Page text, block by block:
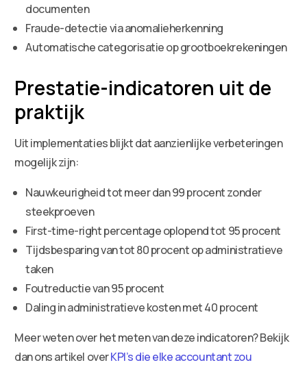
documenten
Fraude-detectie via anomalieherkenning
Automatische categorisatie op grootboekrekeningen
Prestatie-indicatoren uit de
praktijk
Uit implementaties blijkt dat aanzienlijke verbeteringen
mogelijk zijn:
Nauwkeurigheid tot meer dan 99 procent zonder
steekproeven
First-time-right percentage oplopend tot 95 procent
Tijdsbesparing van tot 80 procent op administratieve
taken
Foutreductie van 95 procent
Daling in administratieve kosten met 40 procent
Meer weten over het meten van deze indicatoren? Bekijk
dan ons artikel overKPI’s die elke accountant zou